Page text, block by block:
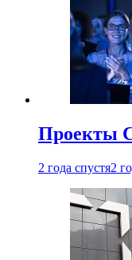
Проекты
2 года спустя2